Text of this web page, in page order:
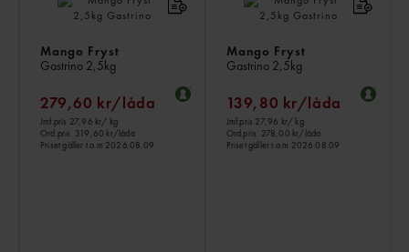
Mango Fryst
Gastrino 2,5kg
279,60 kr/låda
Jmf.pris 27,96 kr/ kg
Ord.pris 319,60 kr/låda
Priset gäller t.o.m 2026.08.09
Mango Fryst
Gastrino 2,5kg
139,80 kr/låda
Jmf.pris 27,96 kr/ kg
Ord.pris 278,00 kr/låda
Priset gäller t.o.m 2026.08.09